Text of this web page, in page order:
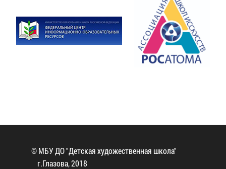
© МБУ ДО "Детская художественная школа"
г.Глазова, 2018